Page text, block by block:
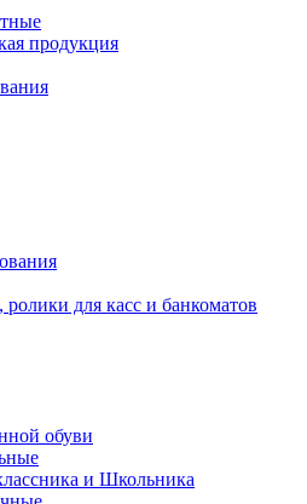
продукция
для касс и банкоматов
обуви
и Школьника